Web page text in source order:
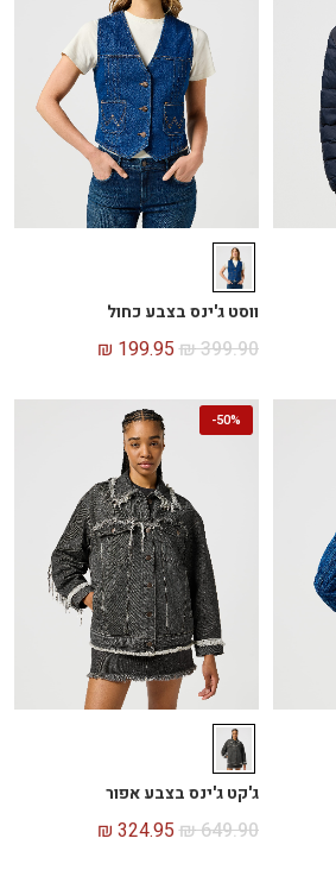
ווסט ג'ינס בצבע כחול
₪399.90
₪ 199.95
50%
-
ג'קט ג'ינס בצבע אפור
₪649.90
₪ 324.95